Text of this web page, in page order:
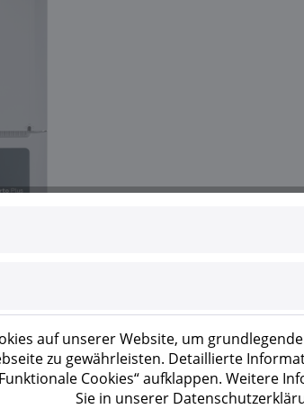
auf unserer Website, um
zu gewährleisten. Detaillierte
Cookies“ aufklappen. Weitere
Sie in unserer